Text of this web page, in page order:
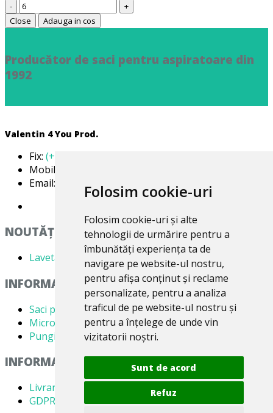
Folosim cookie-uri
Folosim cookie-uri și alte
tehnologii de urmărire pentru a
îmbunătăți experiența ta de
navigare pe website-ul nostru,
pentru afișa conținut și reclame
personalizate, pentru a analiza
traficul de pe website-ul nostru și
pentru a înțelege de unde vin
vizitatorii noștri.
Sunt de acord
Refuz
-
+
Close
Adauga in cos
Producător de saci pentru aspiratoare din
1992
Valentin 4 You Prod.
Fix: (+40) 21 668 60 69
Mobil:
Email:
office@valentin4you.ro
NOUTĂȚi
Laveta din Microfibră MADAline
INFORMATII PRODUSE
Saci pentru aspirator
Microfiltre
Pungi pentru colectare praf
INFORMATII UTILE
Livrare
GDPR